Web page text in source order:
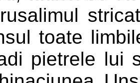
toate
pietrele lui